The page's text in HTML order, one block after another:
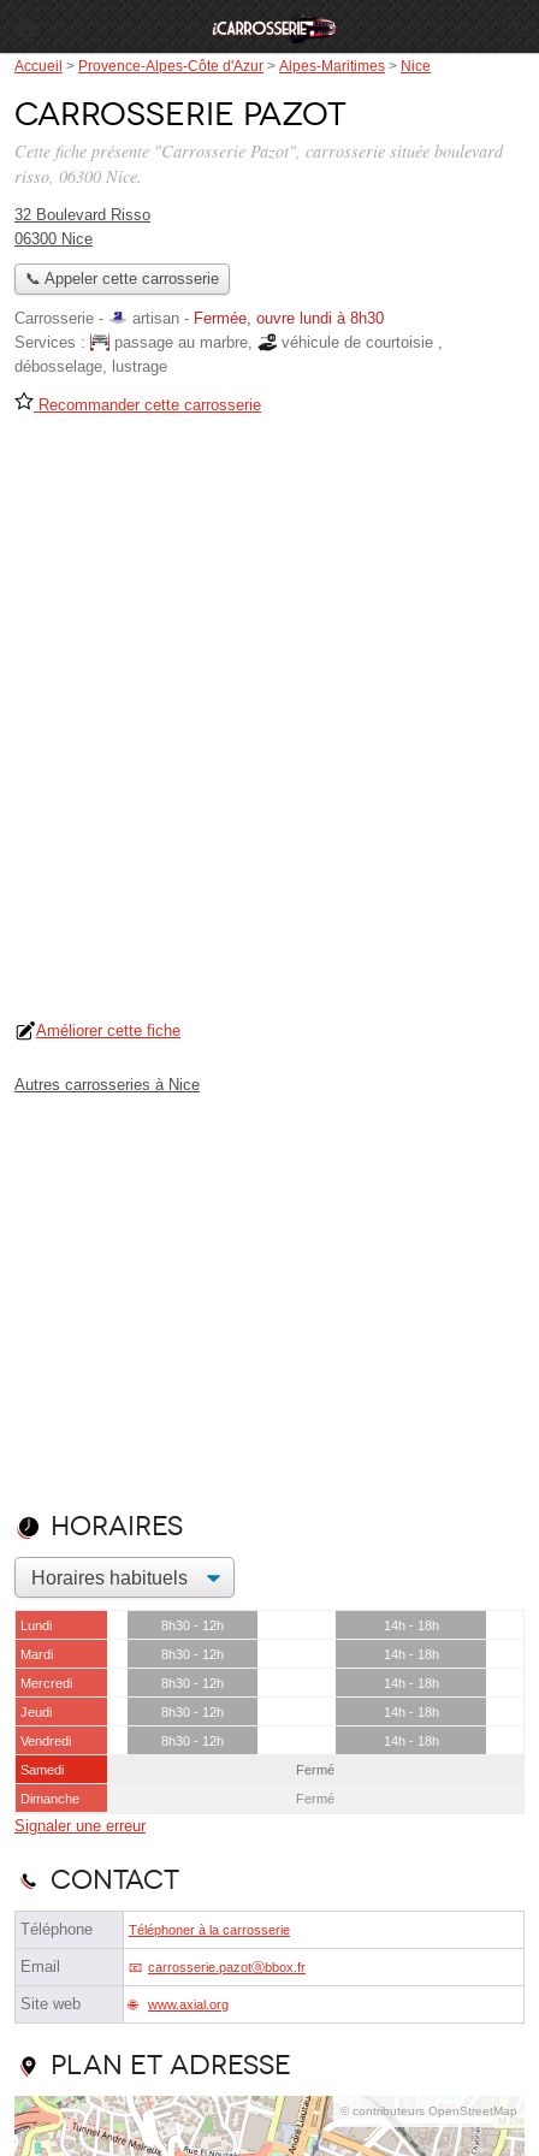
Accueil > Provence-Alpes-Côte d'Azur > Alpes-Maritimes > Nice
Carrosserie Pazot
Cette fiche présente "Carrosserie Pazot", carrosserie située boulevard
risso, 06300 Nice.
32 Boulevard Risso
06300 Nice
📞 Appeler cette carrosserie
Carrosserie - artisan - Fermée, ouvre lundi à 8h30
Services :
passage au marbre, véhicule de courtoisie ,
débosselage, lustrage
Recommander cette carrosserie
Améliorer cette fiche
Autres carrosseries à Nice
Horaires
Lundi 8h30 - 12h
14h - 18h
Mardi
8h30 - 12h
14h - 18h
Mercredi
8h30 - 12h
14h - 18h
Jeudi
8h30 - 12h
14h - 18h
Vendredi
8h30 - 12h
14h - 18h
Samedi
Fermé
Dimanche
Fermé
Signaler une erreur
Contact
Téléphone Téléphoner à la carrosserie
Email carrosserie.pazotⓐbbox.fr
Site web www.axial.org
Plan et adresse
© contributeurs OpenStreetMap